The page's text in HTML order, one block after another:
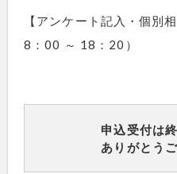
【アンケート記入・個別
8：00 ～ 18：20）
申込受付は
ありがとう